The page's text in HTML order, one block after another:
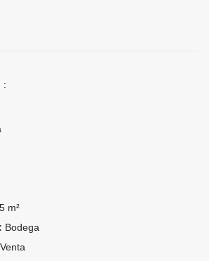
:
m²
Bodega
Venta